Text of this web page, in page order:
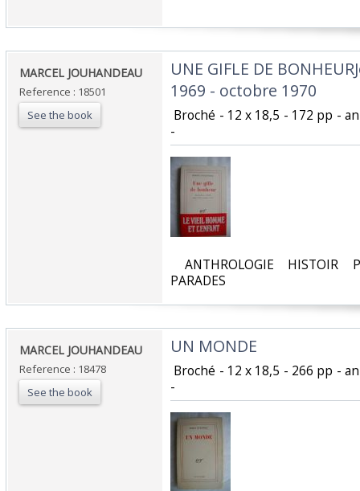
‎MARCEL JOUHANDEAU‎
Reference : 18501
See the book
‎UNE GIFLE DE
1969 - octobre 1970 ‎
Broché - 12 x 18,5 - 172 pp -
- ‎
ANTHROLOGIE HISTOIR
PARADES‎
‎MARCEL JOUHANDEAU‎
Reference : 18478
See the book
‎UN MONDE ‎
Broché - 12 x 18,5 - 266 pp -
- ‎